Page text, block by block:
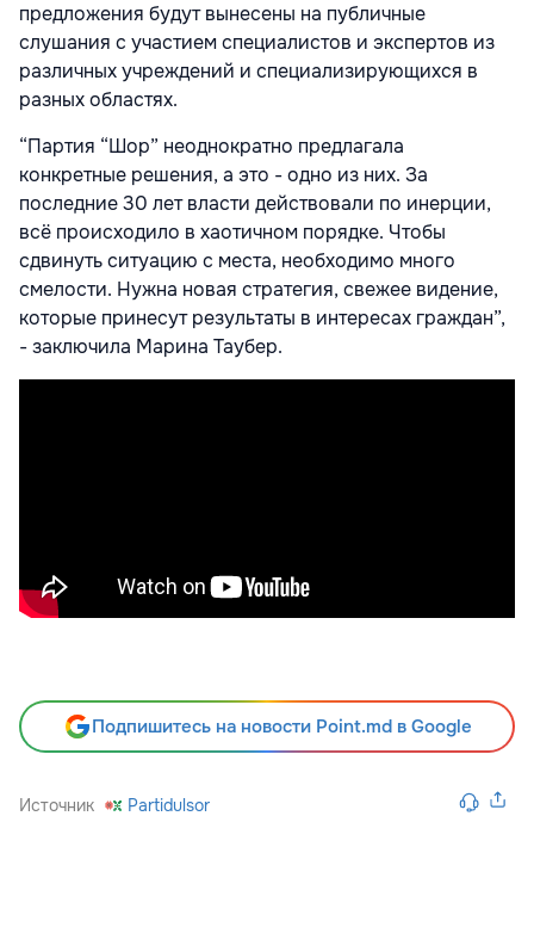
предложения будут вынесены на публичные
слушания с участием специалистов и экспертов из
различных учреждений и специализирующихся в
разных областях.
“Партия “Шор” неоднократно предлагала
конкретные решения, а это - одно из них. За
последние 30 лет власти действовали по инерции,
всё происходило в хаотичном порядке. Чтобы
сдвинуть ситуацию с места, необходимо много
смелости. Нужна новая стратегия, свежее видение,
которые принесут результаты в интересах граждан”,
- заключила Марина Таубер.
Подпишитесь на новости Point.md в Google
Источник Partidulsor